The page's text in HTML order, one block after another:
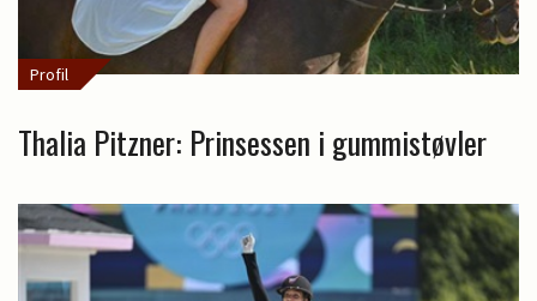
Profil
Thalia Pitzner: Prinsessen i gummistøvler